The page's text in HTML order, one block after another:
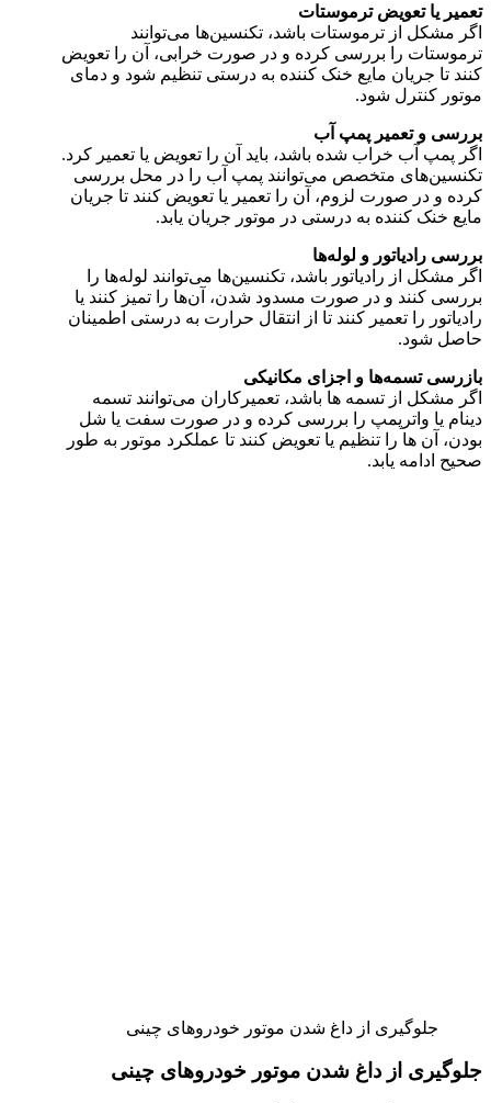
تعمیر یا تعویض ترموستات
اگر مشکل از ترموستات باشد، تکنسین‌ها می‌توانند
ترموستات را بررسی کرده و در صورت خرابی، آن را تعویض
کنند تا جریان مایع خنک‌ کننده به درستی تنظیم شود و دمای
موتور کنترل شود.
بررسی و تعمیر پمپ آب
اگر پمپ آب خراب شده باشد، باید آن را تعویض یا تعمیر کرد.
تکنسین‌های متخصص می‌توانند پمپ آب را در محل بررسی
کرده و در صورت لزوم، آن را تعمیر یا تعویض کنند تا جریان
مایع خنک‌ کننده به‌ درستی در موتور جریان یابد.
بررسی رادیاتور و لوله‌ها
اگر مشکل از رادیاتور باشد، تکنسین‌ها می‌توانند لوله‌ها را
بررسی کنند و در صورت مسدود شدن، آن‌ها را تمیز کنند یا
رادیاتور را تعمیر کنند تا از انتقال حرارت به‌ درستی اطمینان
حاصل شود.
بازرسی تسمه‌ها و اجزای مکانیکی
اگر مشکل از تسمه‌ ها باشد، تعمیرکاران می‌توانند تسمه
دینام یا واترپمپ را بررسی کرده و در صورت سفت یا شل
بودن، آن ها را تنظیم یا تعویض کنند تا عملکرد موتور به‌ طور
صحیح ادامه یابد.
جلوگیری از داغ شدن موتور خودروهای چینی
جلوگیری از داغ شدن موتور خودروهای چینی